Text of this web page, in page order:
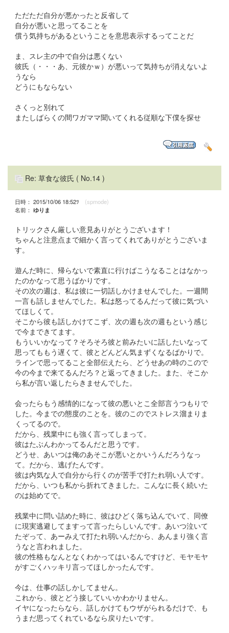
ただただ自分が悪かったと反省して
自分が悪いと思ってることを
償う気持ちがあるということを意思表示するってことだ
ま、スレ主の中で自分は悪くない
彼氏（・・・あ、元彼かｗ）が悪いって気持ちが消えないよ
うなら
どうにもならない
さくっと別れて
またしばらくの間ワガママ聞いてくれる従順な下僕を探せ
Re: 草食な彼氏 ( No.14 )
日時： 2015/10/06 18:52ﾂ (spmode)
名前： ゆりま
トリックさん厳しい意見ありがとうございます！
ちゃんと注意点まで細かく言ってくれてありがとうございま
す。
遊んだ時に、帰らないで素直に行けばこうなることはなかっ
たのかなって思うばかりです。
その次の週は、私は彼に一切話しかけませんでした。一週間
一言も話しませんでした。私は怒ってるんだって彼に気づい
てほしくて。
そこから彼も話しかけてこず、次の週も次の週もという感じ
で今まできてます。
もういいかなって？そろそろ彼と前みたいに話したいなって
思ってももう遅くて、彼とどんどん気まずくなるばかりで。
ラインで思ってること全部伝えたら、どうせあの時のこので
今の今まで来てるんだろ？と返ってきました。また、そこか
ら私が言い返したらきませんでした。
会ったらもう感情的になって彼の悪いとこ全部言うつもりで
した。今までの態度のことを。彼のこのでストレス溜まりま
くってるので。
だから、残業中にも強く言ってしまって。
彼はたぶんわかってるんだと思うです。
どうせ、あいつは俺のあそこが悪いとかいうんだろうなっ
て。だから、逃げたんです。
彼は内気な人で自分から行くのが苦手で打たれ弱い人です。
だから、いつも私から折れてきました。こんなに長く続いた
のは始めてで。
残業中に問い詰めた時に、彼はひどく落ち込んでいて、同僚
に現実逃避してますって言ったらしいんです。あいつ泣いて
たぞって、あーみえて打たれ弱いんだから、あんまり強く言
うなと言われました。
彼の性格もなんとなくわかってはいるんですけど、モヤモヤ
がすごくハッキリ言ってほしかったんです。
今は、仕事の話しかしてません。
これから、彼とどう接していいかわかりません。
イヤになったらなら、話しかけてもウザがられるだけで、も
うまだ思ってくれているなら戻りたいです。